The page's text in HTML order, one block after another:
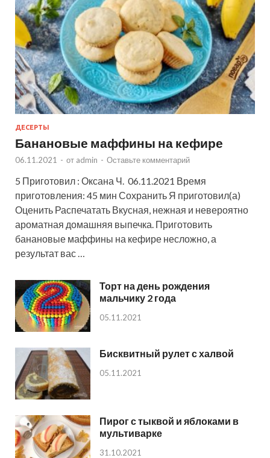
ДЕСЕРТЫ
Банановые маффины на кефире
06.11.2021 - от admin - Оставьте комментарий
5 Приготовил : Оксана Ч. 06.11.2021 Время
приготовления: 45 мин Сохранить Я приготовил(а)
Оценить Распечатать Вкусная, нежная и невероятно
ароматная домашняя выпечка. Приготовить
банановые маффины на кефире несложно, а
результат вас …
Торт на день рождения
мальчику 2 года
05.11.2021
Бисквитный рулет с халвой
05.11.2021
Пирог с тыквой и яблоками в
мультиварке
31.10.2021